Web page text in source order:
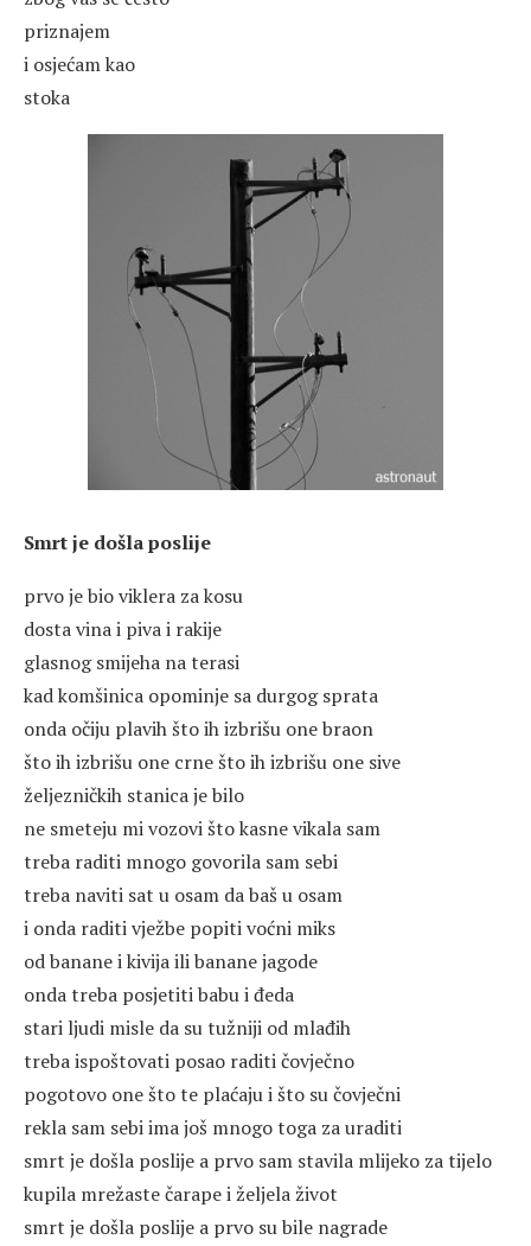
priznajem
i osjećam kao
stoka
Smrt je došla poslije
prvo je bio viklera za kosu
dosta vina i piva i rakije
glasnog smijeha na terasi
kad komšinica opominje sa durgog sprata
onda očiju plavih što ih izbrišu one braon
što ih izbrišu one crne što ih izbrišu one sive
željezničkih stanica je bilo
ne smeteju mi vozovi što kasne vikala sam
treba raditi mnogo govorila sam sebi
treba naviti sat u osam da baš u osam
i onda raditi vježbe popiti voćni miks
od banane i kivija ili banane jagode
onda treba posjetiti babu i đeda
stari ljudi misle da su tužniji od mlađih
treba ispoštovati posao raditi čovječno
pogotovo one što te plaćaju i što su čovječni
rekla sam sebi ima još mnogo toga za uraditi
smrt je došla poslije a prvo sam stavila mlijeko za tijelo
kupila mrežaste čarape i željela život
smrt je došla poslije a prvo su bile nagrade